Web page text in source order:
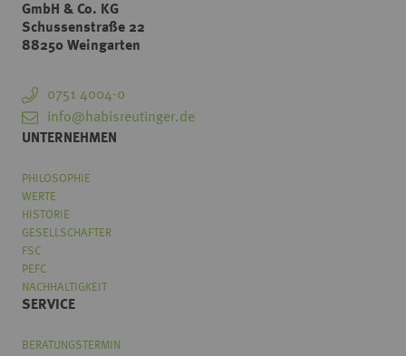
GmbH & Co. KG
Schussenstraße 22
88250 Weingarten
0751 4004-0
info@habisreutinger.de
UNTERNEHMEN
PHILOSOPHIE
WERTE
HISTORIE
GESELLSCHAFTER
FSC
PEFC
NACHHALTIGKEIT
SERVICE
BERATUNGSTERMIN